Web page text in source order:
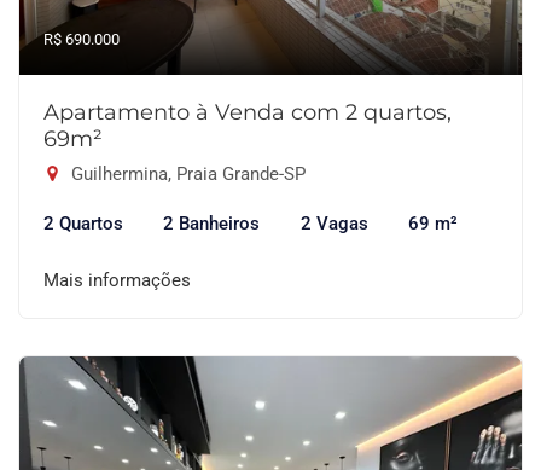
R$ 690.000
Apartamento à Venda com 2 quartos,
69m²
Guilhermina, Praia Grande-SP
2 Quartos 2 Banheiros 2 Vagas 69 m²
Mais informações